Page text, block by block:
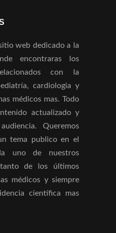
web dedicado a la
encontraras los
con la
cardiologia y
médicos mas. Todo
actualizado y
Queremos
tema publico en el
uno de nuestros
de los últimos
médicos y siempre
científica mas